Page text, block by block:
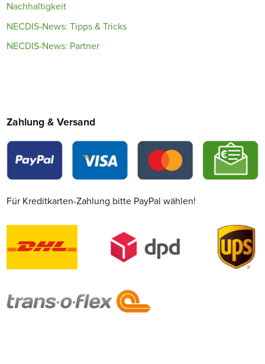
Nachhaltigkeit
NECDIS-News: Tipps & Tricks
NECDIS-News: Partner
Zahlung & Versand
Für Kreditkarten-Zahlung bitte PayPal wählen!